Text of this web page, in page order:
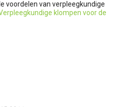
voordelen van verpleegkundige
klompen voor de